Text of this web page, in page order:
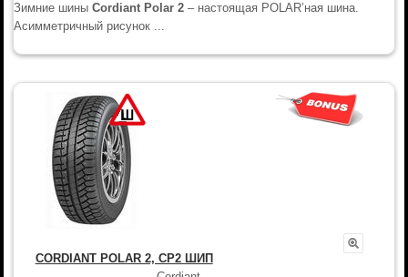
Зимние шины Cordiant Polar 2– настоящая POLAR’ная шина.
Асимметричный рисунок ...
CORDIANT POLAR 2, CP2 ШИП